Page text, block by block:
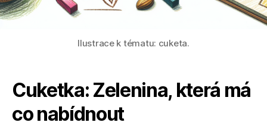
Ilustrace k tématu: cuketa.
Cuketka: Zelenina, která má
co nabídnout